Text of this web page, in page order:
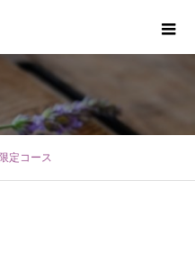
定コース